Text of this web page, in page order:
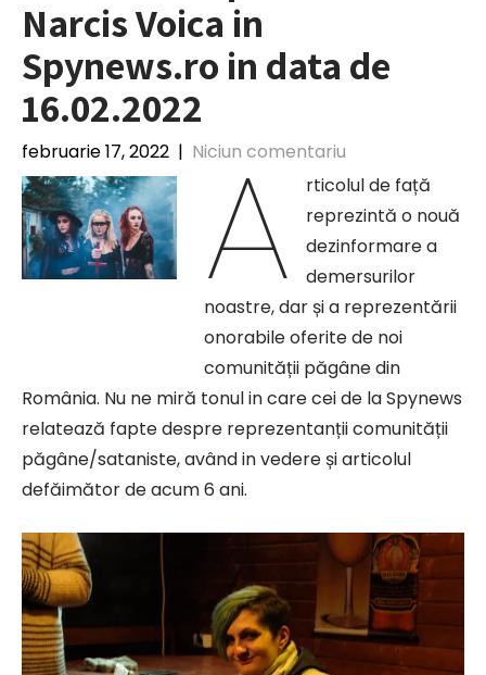
Narcis Voica in
Spynews.ro in data de
16.02.2022
februarie 17, 2022 | Niciun comentariu
A
rticolul de față
reprezintă o nouă
dezinformare a
demersurilor
noastre, dar și a reprezentării
onorabile oferite de noi
comunității păgâne din
România. Nu ne miră tonul in care cei de la Spynews
relatează fapte despre reprezentanții comunității
păgâne/sataniste, având in vedere și articolul
defăimător de acum 6 ani.